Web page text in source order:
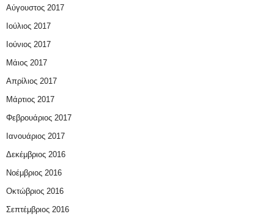
Αύγουστος 2017
Ιούλιος 2017
Ιούνιος 2017
Μάιος 2017
Απρίλιος 2017
Μάρτιος 2017
Φεβρουάριος 2017
Ιανουάριος 2017
Δεκέμβριος 2016
Νοέμβριος 2016
Οκτώβριος 2016
Σεπτέμβριος 2016